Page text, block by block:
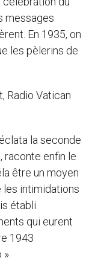
messages
En 1935, on
les pèlerins de
Radio Vatican
la seconde
raconte enfin le
être un moyen
les intimidations
établi
qui eurent
1943